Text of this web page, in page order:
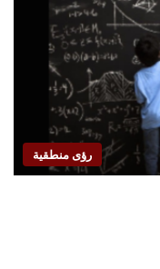
رؤى منطقية